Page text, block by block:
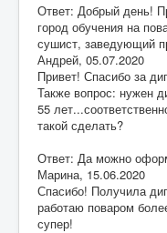
Ответ: Добрый день!
город обучения на
сушист, заведующий
Андрей, 05.07.2020
Привет! Спасибо за
Также вопрос: нужен
55
такой сделать?
Ответ: Да можно
Марина, 15.06.2020
Спасибо! Получила
работаю поваром
супер!